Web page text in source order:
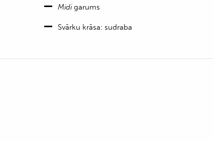
Midigarums
Svārku krāsa: sudraba